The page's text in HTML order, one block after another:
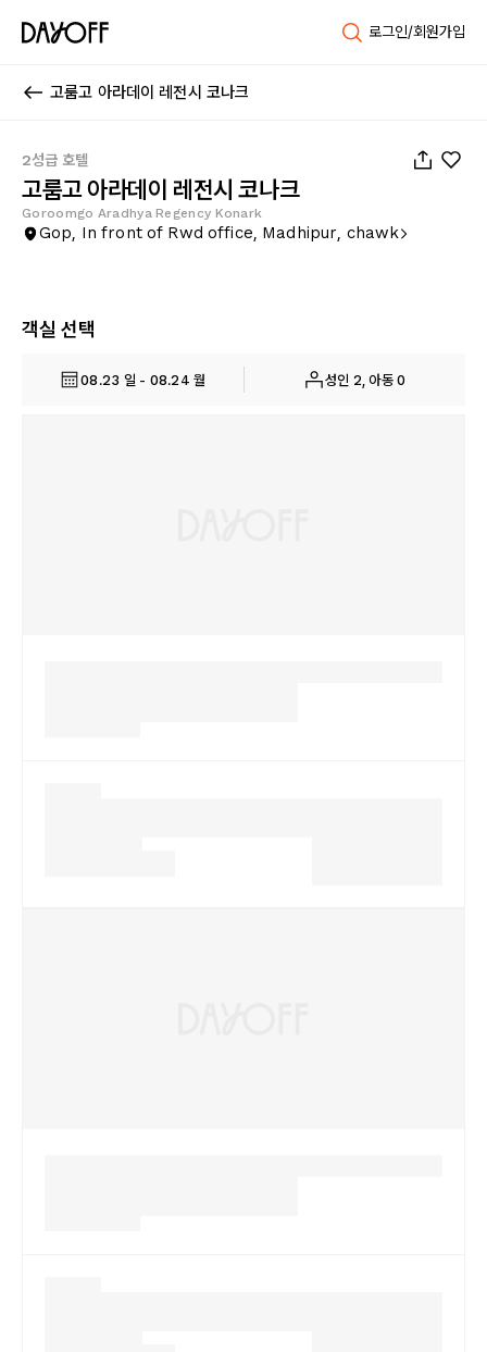
로그인/회원가입
고룸고 아라데이 레전시 코나크
2성급 호텔
고룸고 아라데이 레전시 코나크
Goroomgo Aradhya Regency Konark
Gop, In front of Rwd office, Madhipur, chawk
객실 선택
08.23 일 - 08.24 월 성인 2, 아동 0